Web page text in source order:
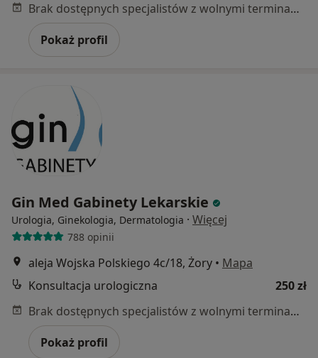
Brak dostępnych specjalistów z wolnymi terminami w tym centrum medycznym.
Pokaż profil
Gin Med Gabinety Lekarskie
Urologia, Ginekologia, Dermatologia · Więcej
788 opinii
aleja Wojska Polskiego 4c/18, Żory • Mapa
Konsultacja urologiczna
250 zł
Brak dostępnych specjalistów z wolnymi terminami w tym centrum medycznym.
Pokaż profil